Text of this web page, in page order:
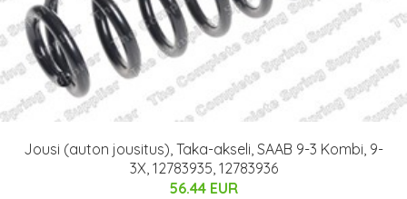
Jousi (auton jousitus), Taka-akseli, SAAB 9-3 Kombi, 9-
3X, 12783935, 12783936
56.44 EUR